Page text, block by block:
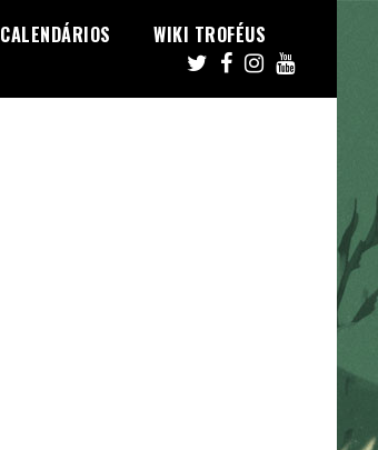
CALENDÁRIOS WIKI TROFÉUS